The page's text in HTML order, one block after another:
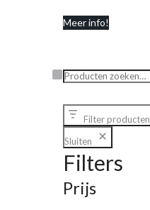
Meer info!
Zoeken
Filter producten
Sluiten
Filters
Prijs